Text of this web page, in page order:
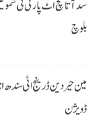
سد آتا کچ اٹ پارٹی ٹی
بلوچ
مین حیردین ڈرینج اٹی
ڈویژن